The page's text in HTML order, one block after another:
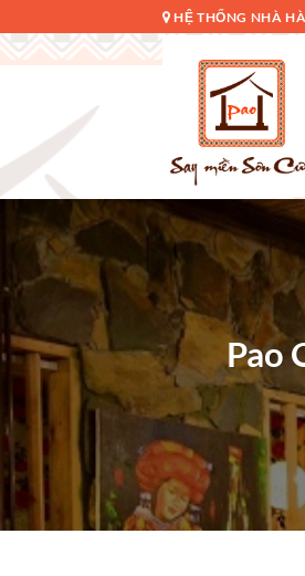
qua
nội
HỆ THỐNG NHÀ
Pao